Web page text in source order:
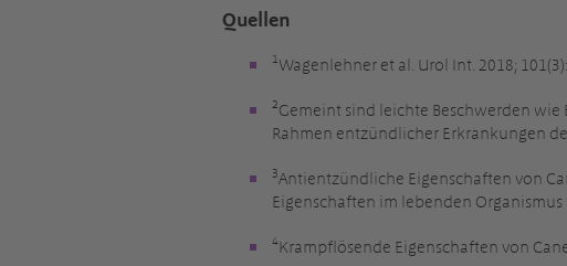
Quellen
¹Wagenlehner et al. Urol Int. 2018;
²Gemeint sind leichte Beschwerden
Rahmen entzündlicher Erkrankungen
³Antientzündliche Eigenschaften von
Eigenschaften im lebenden Organismus
⁴Krampflösende Eigenschaften von